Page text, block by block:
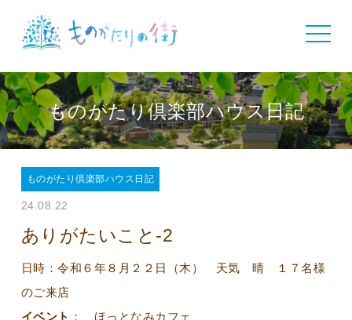
toggle
ものがたり倶楽部ハウス日記
ものがたり倶楽部ハウス日記
24.08.22
ありがたいこと-2
日時：令和６年８月２２日（木） 天気 晴 １７名様
のご来店
イベント ： ほっとなみカフェ